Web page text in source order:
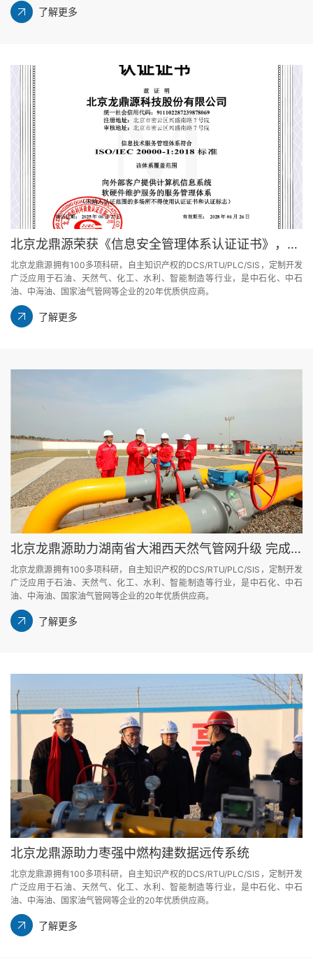
了解更多
北京龙鼎源荣获《信息安全管理体系认证证书》，筑牢企业发展安全防线
北京龙鼎源拥有100多项科研，自主知识产权的DCS/RTU/PLC/SIS，定制开发
广泛应用于石油、天然气、化工、水利、智能制造等行业，是中石化、中石
油、中海油、国家油气管网等企业的20年优质供应商。
了解更多
北京龙鼎源助力湖南省大湘西天然气管网升级 完成花垣及保靖站控逻辑修改调试
北京龙鼎源拥有100多项科研，自主知识产权的DCS/RTU/PLC/SIS，定制开发
广泛应用于石油、天然气、化工、水利、智能制造等行业，是中石化、中石
油、中海油、国家油气管网等企业的20年优质供应商。
了解更多
北京龙鼎源助力枣强中燃构建数据远传系统
北京龙鼎源拥有100多项科研，自主知识产权的DCS/RTU/PLC/SIS，定制开发
广泛应用于石油、天然气、化工、水利、智能制造等行业，是中石化、中石
油、中海油、国家油气管网等企业的20年优质供应商。
了解更多